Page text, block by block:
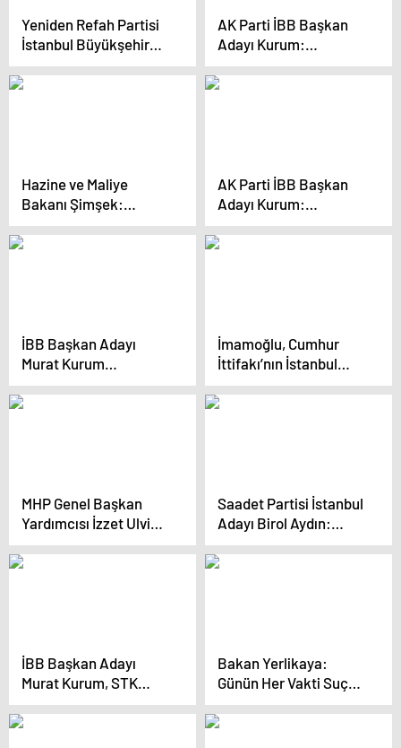
Yeniden Refah Partisi
İstanbul Büyükşehir
Belediye Başkan Adayı
Mehmet Altınöz ve ilçe
AK Parti İBB Başkan
Adayı Kurum:
“İstanbul’da 650 bin
konutu 5 yıl içerisinde
Hazine ve Maliye
Bakanı Şimşek:
Enflasyonu Tek
Haneye İndireceğiz
AK Parti İBB Başkan
Adayı Kurum:
“İstanbul’da 650 bin
konutu 5 yıl içerisinde
İBB Başkan Adayı
Murat Kurum
Küçükçekmece’de
Miting Düzenledi
İmamoğlu, Cumhur
İttifakı’nın İstanbul
adayının Gazze çıkışına
tepki gösterdi
MHP Genel Başkan
Yardımcısı İzzet Ulvi
Yönter: İstanbul’da
irademizi göstereceğiz
Saadet Partisi İstanbul
Adayı Birol Aydın:
“Bizim Bir İstanbul
Tasavvurumuz Var,
İBB Başkan Adayı
Murat Kurum, STK
Ziyaretinde Dünya
Mazlumlarının Umutla
Bakan Yerlikaya:
Günün Her Vakti Suçu
Önlemek İçin
Çalışıyoruz